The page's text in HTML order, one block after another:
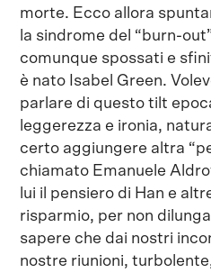
morte. Ecco allora
la sindrome del “burn-
comunque spossati e
è nato Isabel Green.
parlare di questo tilt
leggerezza e ironia,
certo aggiungere altra
chiamato Emanuele
lui il pensiero di Han e
risparmio, per non
sapere che dai nostri
nostre riunioni,